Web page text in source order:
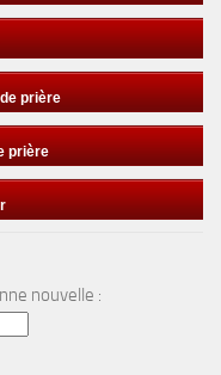
prière
prière
nouvelle :